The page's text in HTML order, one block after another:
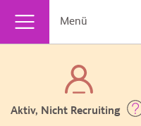
Menü
Aktiv, Nicht Recruiting